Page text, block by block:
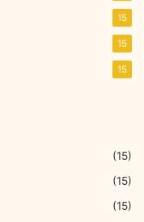
15
15
15
(15)
(15)
(15)